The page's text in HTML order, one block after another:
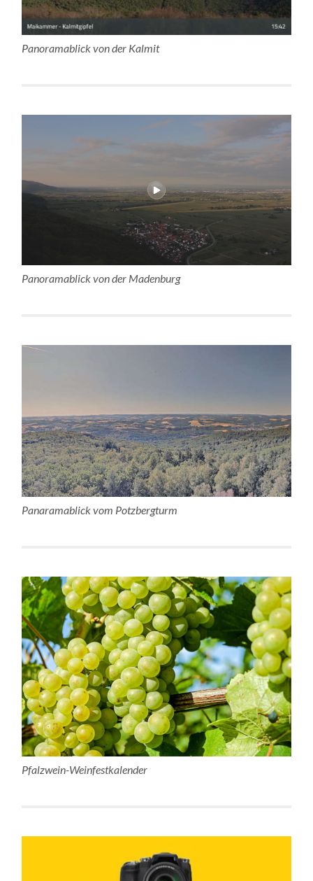
Panoramablick von der Kalmit
Panoramablick von der Madenburg
Panaramablick vom Potzbergturm
Pfalzwein-Weinfestkalender